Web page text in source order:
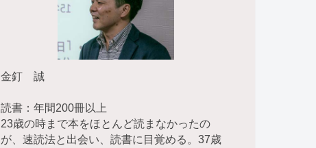
金釘 誠
読書：年間200冊以上
23歳の時まで本をほとんど読まなかったの
が、速読法と出会い、読書に目覚める。37歳